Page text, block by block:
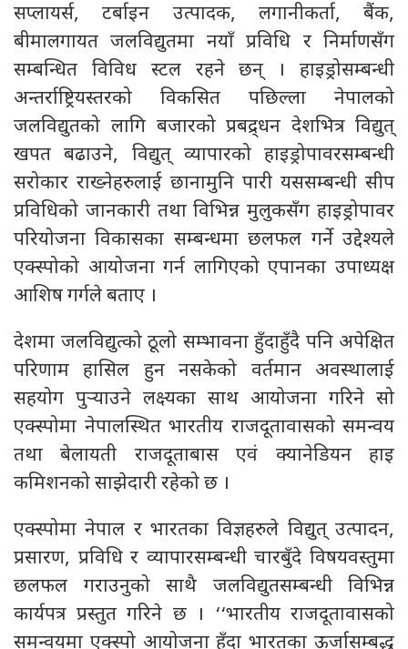
सप्लायर्स, टर्बाइन उत्पादक, लगानीकर्ता, बैंक,
बीमालगायत जलविद्युतमा नयाँ प्रविधि र निर्माणसँग
सम्बन्धित विविध स्टल रहने छन् । हाइड्रोसम्बन्धी
अन्तर्राष्ट्रियस्तरको विकसित पछिल्ला नेपालको
जलविद्युतको लागि बजारको प्रबद्र्धन देशभित्र विद्युत्
खपत बढाउने, विद्युत् व्यापारको हाइड्रोपावरसम्बन्धी
सरोकार राख्नेहरुलाई छानामुनि पारी यससम्बन्धी सीप
प्रविधिको जानकारी तथा विभिन्न मुलुकसँग हाइड्रोपावर
परियोजना विकासका सम्बन्धमा छलफल गर्ने उद्देश्यले
एक्स्पोको आयोजना गर्न लागिएको एपानका उपाध्यक्ष
आशिष गर्गले बताए ।
देशमा जलविद्युत्को ठूलो सम्भावना हुँदाहुँदै पनि अपेक्षित
परिणाम हासिल हुन नसकेको वर्तमान अवस्थालाई
सहयोग पुर्‍याउने लक्ष्यका साथ आयोजना गरिने सो
एक्स्पोमा नेपालस्थित भारतीय राजदूतावासको समन्वय
तथा बेलायती राजदूताबास एवं क्यानेडियन हाइ
कमिशनको साझेदारी रहेको छ ।
एक्स्पोमा नेपाल र भारतका विज्ञहरुले विद्युत् उत्पादन,
प्रसारण, प्रविधि र व्यापारसम्बन्धी चारबुँदे विषयवस्तुमा
छलफल गराउनुको साथै जलविद्युतसम्बन्धी विभिन्न
कार्यपत्र प्रस्तुत गरिने छ । ‘‘भारतीय राजदूतावासको
समन्वयमा एक्स्पो आयोजना हुँदा भारतका ऊर्जासम्बद्ध